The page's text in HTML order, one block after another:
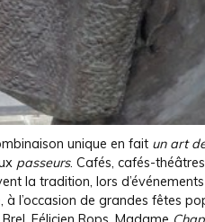
unique en fait un art
passeurs. Cafés, cafés-
la tradition, lors
à l’occasion de grandes fêtes